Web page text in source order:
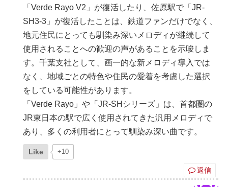
「Verde Rayo V2」が復活したり、佐原駅で「JR-
SH3-3」が復活したことは、鉄道ファンだけでなく、
地元住民にとっても馴染み深いメロディが継続して
使用されることへの歓迎の声があることを示唆しま
す。千葉支社として、画一的な新メロディ導入では
なく、地域ごとの特色や住民の愛着を考慮した選択
をしている可能性があります。
「Verde Rayo」や「JR-SHシリーズ」は、首都圏の
JR東日本の駅で広く使用されてきた汎用メロディで
あり、多くの利用者にとって馴染み深い曲です。
Like +10
返信